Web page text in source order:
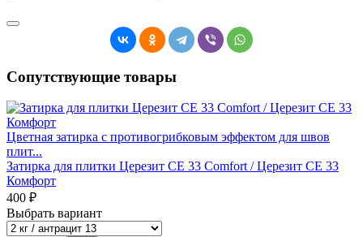
Сопутствующие товары
Цветная затирка с противогрибковым эффектом для швов
плит...
Затирка для плитки Церезит СЕ 33 Comfort / Церезит СЕ 33
Комфорт
400 ₽
Выбрать вариант